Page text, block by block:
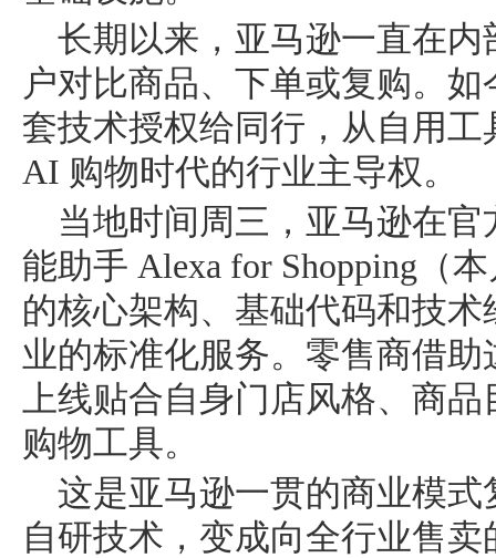
长期以来，亚马逊一直在
户对比商品、下单或复购。
套技术授权给同行，从自用
AI 购物时代的行业主导权。
当地时间周三，亚马逊在
能助手 Alexa for Shopping（
的核心架构、基础代码和技
业的标准化服务。零售商借
上线贴合自身门店风格、商
购物工具。
这是亚马逊一贯的商业模
自研技术，变成向全行业售